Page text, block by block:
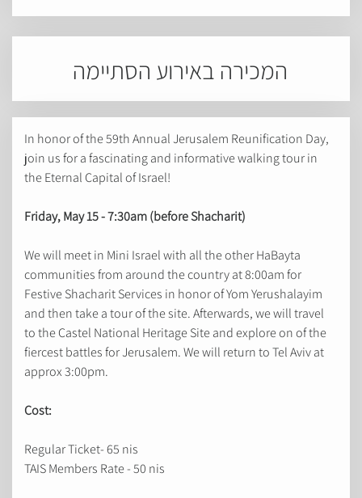
המכירה באירוע הסתיימה
In honor of the 59th Annual Jerusalem Reunification Day,
join us for a fascinating and informative walking tour in
the Eternal Capital of Israel!
Friday, May 15 - 7:30am (before Shacharit)
We will meet in Mini Israel with all the other HaBayta
communities from around the country at 8:00am for
Festive Shacharit Services in honor of Yom Yerushalayim
and then take a tour of the site. Afterwards, we will travel
to the Castel National Heritage Site and explore on of the
fiercest battles for Jerusalem. We will return to Tel Aviv at
approx 3:00pm.
Cost:
Regular Ticket- 65 nis
TAIS Members Rate - 50 nis